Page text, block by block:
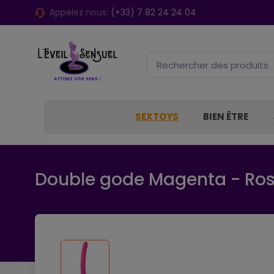
Appelez nous: (+33) 7 82 24 24 04
SEXTOYS BIEN ÊTRE
Double gode Magenta -